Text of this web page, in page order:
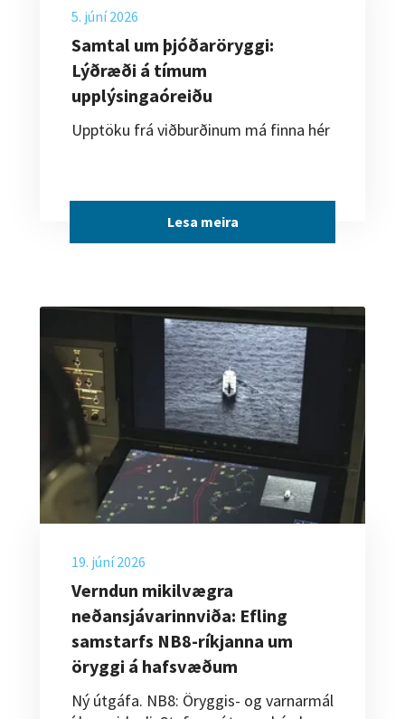
5. júní 2026
Samtal um þjóðaröryggi:
Lýðræði á tímum
upplýsingaóreiðu
Upptöku frá viðburðinum má finna hér
Lesa meira
19. júní 2026
Verndun mikilvægra
neðansjávarinnviða: Efling
samstarfs NB8-ríkjanna um
öryggi á hafsvæðum
Ný útgáfa. NB8: Öryggis- og varnarmál